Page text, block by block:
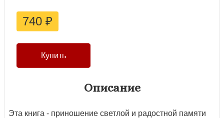
740 ₽
Описание
Эта книга - приношение светлой и радостной памяти